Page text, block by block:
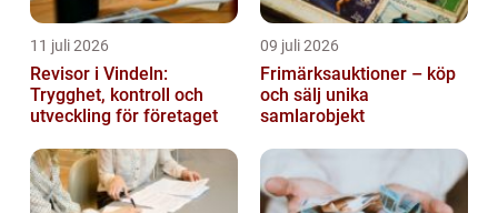
11 juli 2026
Revisor i Vindeln:
Trygghet, kontroll och
utveckling för företaget
09 juli 2026
Frimärksauktioner – köp
och sälj unika
samlarobjekt